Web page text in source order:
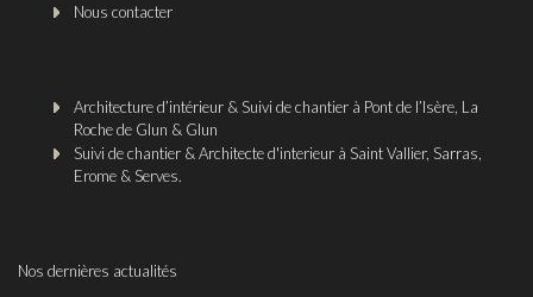
Nous contacter
Architecture d’intérieur & Suivi de chantier à Pont de l’Isère, La
Roche de Glun & Glun
Suivi de chantier & Architecte d'interieur à Saint Vallier, Sarras,
Erome & Serves.
Nos dernières actualités